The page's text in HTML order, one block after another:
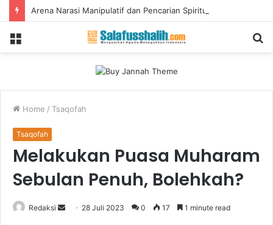
Home / Tsaqofah
Tsaqofah
Melakukan Puasa Muharam
Sebulan Penuh, Bolehkah?
Redaksi 28 Juli 2023 0 17 1 minute read